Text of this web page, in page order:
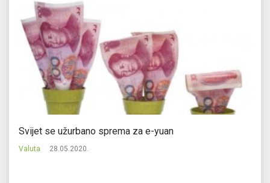
Svijet se užurbano sprema za e-yuan
Valuta 28.05.2020.